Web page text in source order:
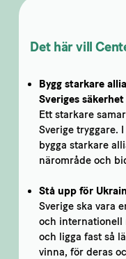
Det här vill
Bygg starkare
Sveriges säkerhet
Ett starkare
Sverige tryggare.
bygga starkare
närområde och
Stå upp för
Sverige ska vara
och internationell
och ligga fast så
vinna, för deras